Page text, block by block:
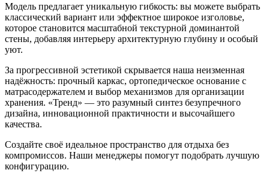
Модель предлагает уникальную гибкость: вы можете выбрать
классический вариант или эффектное широкое изголовье,
которое становится масштабной текстурной доминантой
стены, добавляя интерьеру архитектурную глубину и особый
уют.
За прогрессивной эстетикой скрывается наша неизменная
надёжность: прочный каркас, ортопедическое основание с
матрасодержателем и выбор механизмов для организации
хранения. «Тренд» — это разумный синтез безупречного
дизайна, инновационной практичности и высочайшего
качества.
Создайте своё идеальное пространство для отдыха без
компромиссов. Наши менеджеры помогут подобрать лучшую
конфигурацию.